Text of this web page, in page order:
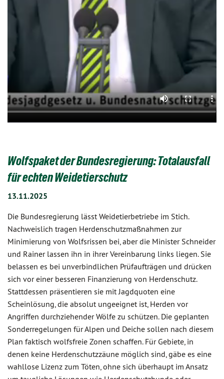
Wolfspaket der Bundesregierung: Totalausfall
für echten Weidetierschutz
13.11.2025
Die Bundesregierung lässt Weidetierbetriebe im Stich.
Nachweislich tragen Herdenschutzmaßnahmen zur
Minimierung von Wolfsrissen bei, aber die Minister Schneider
und Rainer lassen ihn in ihrer Vereinbarung links liegen. Sie
belassen es bei unverbindlichen Prüfaufträgen und drücken
sich vor einer besseren Finanzierung von Herdenschutz.
Stattdessen präsentieren sie mit Jagdquoten eine
Scheinlösung, die absolut ungeeignet ist, Herden vor
Angriffen durchziehender Wölfe zu schützen. Die geplanten
Sonderregelungen für Alpen und Deiche sollen nach diesem
Plan faktisch wolfsfreie Zonen schaffen. Für Gebiete, in
denen keine Herdenschutzzäune möglich sind, gäbe es eine
wahllose Lizenz zum Töten, ohne sich überhaupt im Ansatz